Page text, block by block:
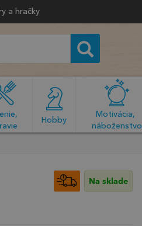
a hračky
Hobby
Motivácia,
náboženstvo
Na sklade